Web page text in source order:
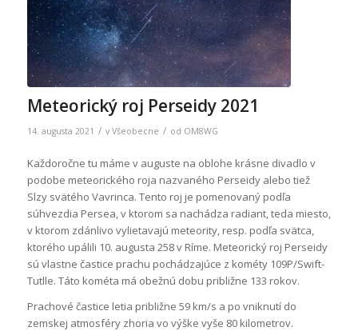
Meteorický roj Perseidy 2021
14. augusta 2021 / v Všeobecne / od OM8WG
Každoročne tu máme v auguste na oblohe krásne divadlo v
podobe meteorického roja nazvaného Perseidy alebo tiež
Slzy svätého Vavrinca. Tento roj je pomenovaný podľa
súhvezdia Persea, v ktorom sa nachádza radiant, teda miesto,
v ktorom zdánlivo vylietavajú meteority, resp. podľa svätca,
ktorého upálili 10. augusta 258 v Ríme. Meteorický roj Perseidy
sú vlastne častice prachu pochádzajúce z kométy 109P/Swift-
Tutlle. Táto kométa má obežnú dobu približne 133 rokov.
Prachové častice letia približne 59 km/s a po vniknutí do
zemskej atmosféry zhoria vo výške vyše 80 kilometrov.